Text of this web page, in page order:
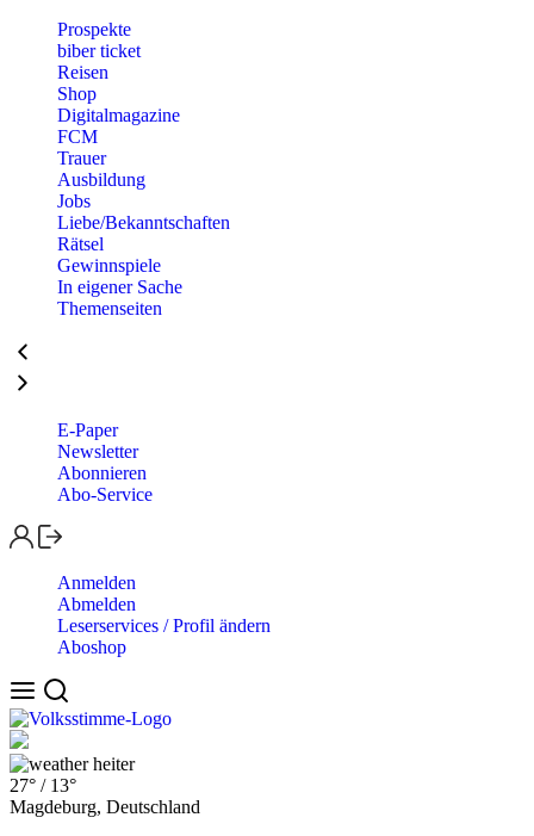
Prospekte
biber ticket
Reisen
Shop
Digitalmagazine
FCM
Trauer
Ausbildung
Jobs
Liebe/Bekanntschaften
Rätsel
Gewinnspiele
In eigener Sache
Themenseiten
E-Paper
Newsletter
Abonnieren
Abo-Service
Anmelden
Abmelden
Leserservices / Profil ändern
Aboshop
heiter
27° / 13°
Magdeburg, Deutschland